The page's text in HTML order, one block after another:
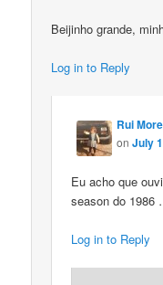
Beijinho grande,
Log in to Reply
Rui
onJuly
Eu acho que
season do 1986
Log in to Reply